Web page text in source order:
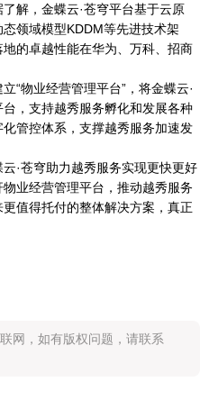
解，金蝶云·苍穹平台基于云原
领域模型KDDM等先进技术架
的卓越性能在华为、万科、招商
“物业经营管理平台”，将金蝶云·
，支持越秀服务孵化和发展各种
管控体系，支撑越秀服务加速发
·苍穹助力越秀服务实现更快更好
业经营管理平台，推动越秀服务
值得托付的整体解决方案，真正
网，如有版权问题，请联系